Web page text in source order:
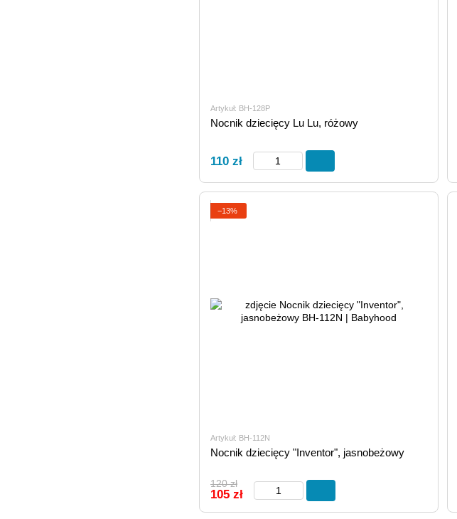
Artykuł: ВН-128Р
Nocnik dziecięcy Lu Lu, różowy
110 zł
−13%
Artykuł: BH-112N
Nocnik dziecięcy "Inventor", jasnobeżowy
120 zł
105 zł